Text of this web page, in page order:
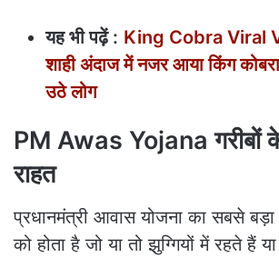
यह भी पढ़ें : King Cobra Viral
शाही अंदाज में नजर आया किंग
उठे लोग
PM Awas Yojana गरीबों
राहत
प्रधानमंत्री आवास योजना का सबसे बड़ा
को होता है जो या तो झुग्गियों में रहते हैं